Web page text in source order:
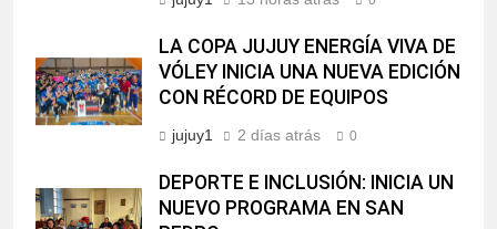
LA COPA JUJUY ENERGÍA VIVA DE
VÓLEY INICIA UNA NUEVA EDICIÓN
CON RÉCORD DE EQUIPOS
jujuy1 2 días atrás 0
DEPORTE E INCLUSIÓN: INICIA UN
NUEVO PROGRAMA EN SAN